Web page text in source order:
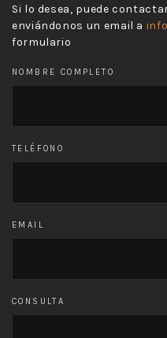
Si lo desea, puede
enviándonos un email a
formulario
NOMBRE COMPLETO
TELÉFONO
EMAIL
CONSULTA